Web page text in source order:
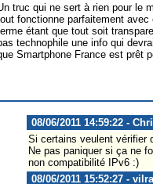
truc qui ne sert à rien pour le
fonctionne parfaitement
étant que tout soit
technophile une info qui
Smartphone France est prêt
08/06/2011 14:59:22 -
Si certains veulent vérifier
Ne pas paniquer si ça ne
non compatibilité IPv6 :)
08/06/2011 15:52:27 -